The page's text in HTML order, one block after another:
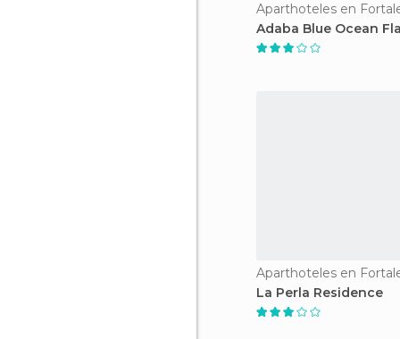
Aparthoteles en
Adaba Blue Ocean
Aparthoteles en
La Perla Residence